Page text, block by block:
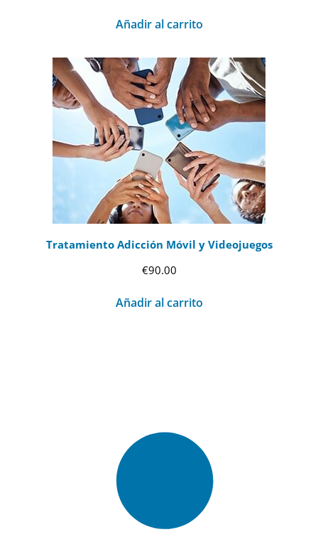
Añadir al carrito
Tratamiento Adicción Móvil y Videojuegos
€90.00
Añadir al carrito